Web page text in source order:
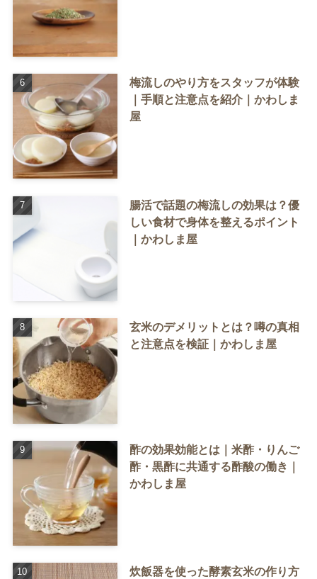
梅流しのやり方をスタッフが体験
｜手順と注意点を紹介｜かわしま
屋
腸活で話題の梅流しの効果は？優
しい食材で身体を整えるポイント
｜かわしま屋
玄米のデメリットとは？噂の真相
と注意点を検証｜かわしま屋
酢の効果効能とは｜米酢・りんご
酢・黒酢に共通する酢酸の働き｜
かわしま屋
炊飯器を使った酵素玄米の作り方